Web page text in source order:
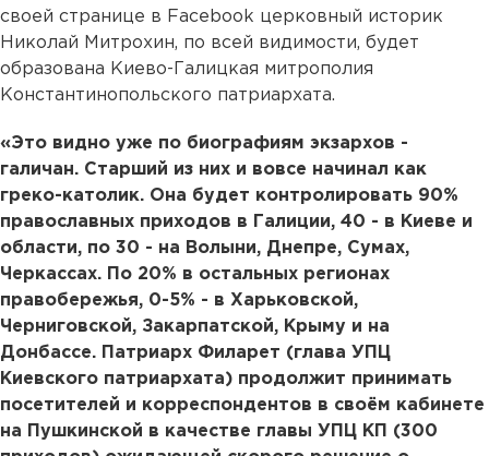
своей странице в Facebook церковный историк
Николай Митрохин, по всей видимости, будет
образована Киево-Галицкая митрополия
Константинопольского патриархата.
«Это видно уже по биографиям экзархов -
галичан. Старший из них и вовсе начинал как
греко-католик. Она будет контролировать 90%
православных приходов в Галиции, 40 - в Киеве и
области, по 30 - на Волыни, Днепре, Сумах,
Черкассах. По 20% в остальных регионах
правобережья, 0-5% - в Харьковской,
Черниговской, Закарпатской, Крыму и на
Донбассе. Патриарх Филарет (глава УПЦ
Киевского патриархата) продолжит принимать
посетителей и корреспондентов в своём кабинете
на Пушкинской в качестве главы УПЦ КП (300